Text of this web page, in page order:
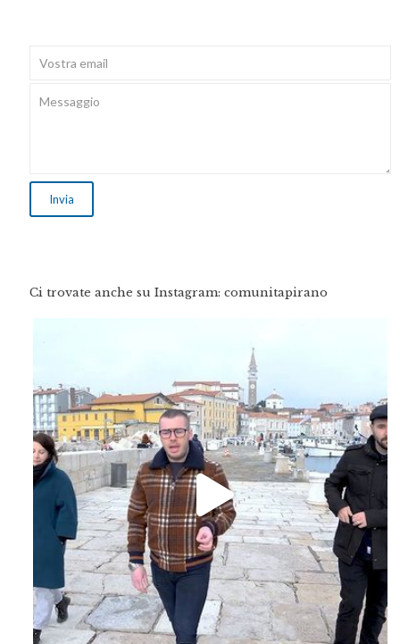
Ci trovate anche su Instagram: comunitapirano